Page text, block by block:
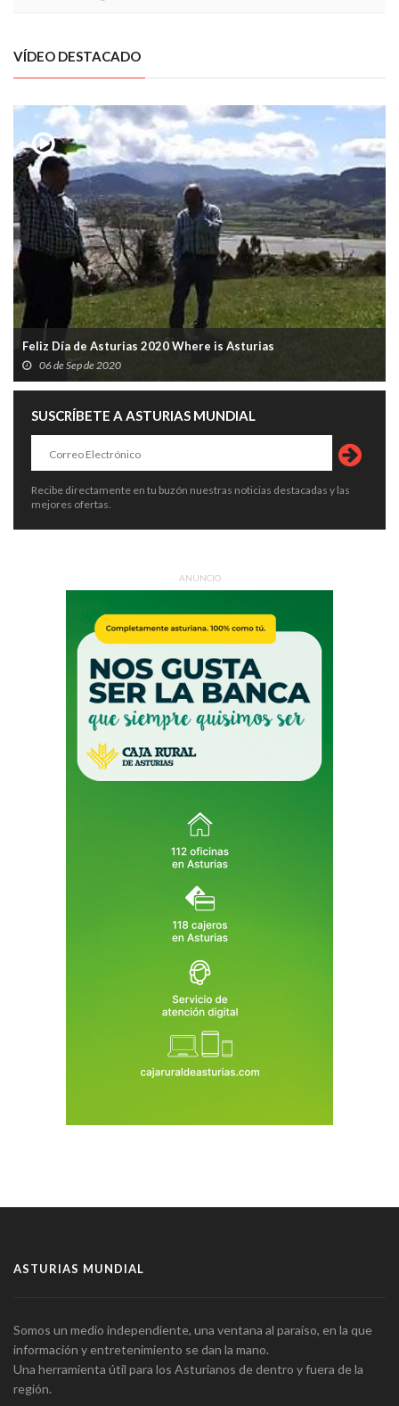
VÍDEO DESTACADO
Feliz Día de Asturias 2020 Where is Asturias
06 de Sep de 2020
SUSCRÍBETE A ASTURIAS MUNDIAL
Recibe directamente en tu buzón nuestras noticias destacadas y las
mejores ofertas.
ANUNCIO
ASTURIAS MUNDIAL
Somos un medio independiente, una ventana al paraíso, en la que
información y entretenimiento se dan la mano.
Una herramienta útil para los Asturianos de dentro y fuera de la
región.